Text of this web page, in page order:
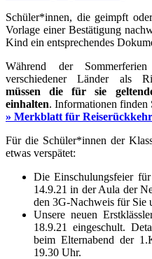
Schüler*innen, die geimpft
Vorlage einer Bestätigung
Kind ein entsprechendes
Während der
verschiedener Länder als
müssen die für sie
einhalten. Informationen finden
» Merkblatt für
Für die Schüler*innen der
etwas verspätet:
Die Einschulungsfeier
14.9.21 in der Aula der
den 3G-Nachweis für Sie
Unsere neuen
18.9.21 eingeschult.
beim Elternabend der
19.30 Uhr.